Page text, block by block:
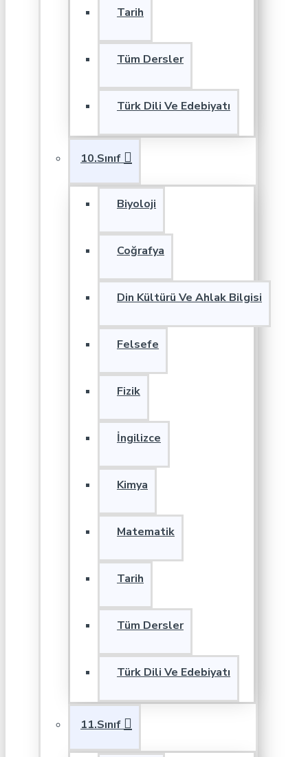
Tarih
Tüm Dersler
Türk Dili Ve Edebiyatı
10.Sınıf
Biyoloji
Coğrafya
Din Kültürü Ve Ahlak Bilgisi
Felsefe
Fizik
İngilizce
Kimya
Matematik
Tarih
Tüm Dersler
Türk Dili Ve Edebiyatı
11.Sınıf